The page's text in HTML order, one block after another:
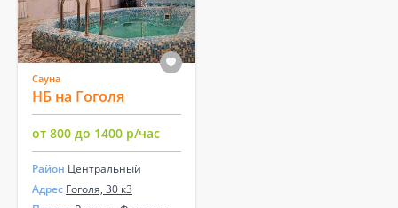
Сауна
НБ на Гоголя
от 800 до 1400 р/час
Район Центральный
Адрес Гоголя, 30 к3